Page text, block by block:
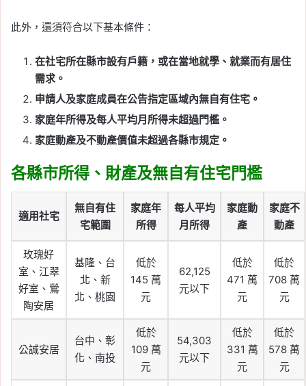
此外，還須符合以下基本條件：
在社宅所在縣市設有戶籍，或在當地就學、就業而有居住
需求。
申請人及家庭成員在公告指定區域內無自有住宅。
家庭年所得及每人平均月所得未超過門檻。
家庭動產及不動產價值未超過各縣市規定。
各縣市所得、財產及無自有住宅門檻
適用社宅
無自有住
宅範圍
家庭年
所得
每人平均
月所得
家庭動
產
家庭不
動產
玫瑰好
室、江翠
好室、鶯
陶安居
基隆、台
北、新
北、桃園
低於
145 萬
元
62,125
元以下
低於
471 萬
元
低於
708 萬
元
公誠安居
台中、彰
化、南投
低於
109 萬
元
54,303
元以下
低於
331 萬
元
低於
578 萬
元